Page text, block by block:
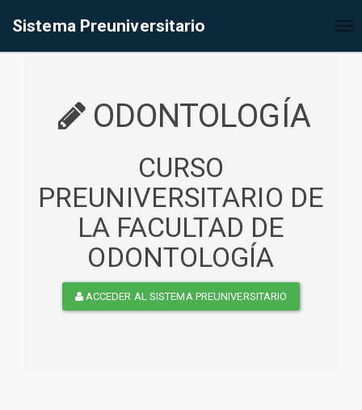
Sistema Preuniversitario
ODONTOLOGÍA
CURSO
PREUNIVERSITARIO DE
LA FACULTAD DE
ODONTOLOGÍA
ACCEDER AL SISTEMA PREUNIVERSITARIO